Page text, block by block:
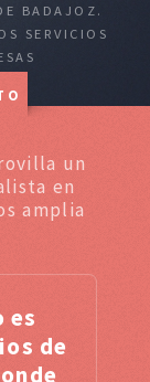
BADAJOZ.
SERVICIOS
un
en
amplia
es
de